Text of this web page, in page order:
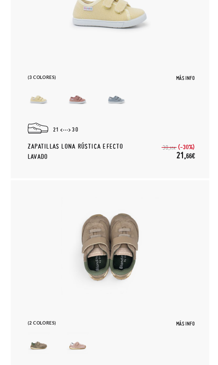
(3 COLORES) MÁS INFO
21 30
ZAPATILLAS LONA RÚSTICA EFECTO
LAVADO
30,95€ (-30%)
21,66€
(2 COLORES) MÁS INFO